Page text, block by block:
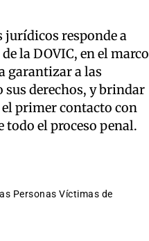
jurídicos responde a
la DOVIC, en el marco
garantizar a las
derechos, y brindar
primer contacto con
el proceso penal.